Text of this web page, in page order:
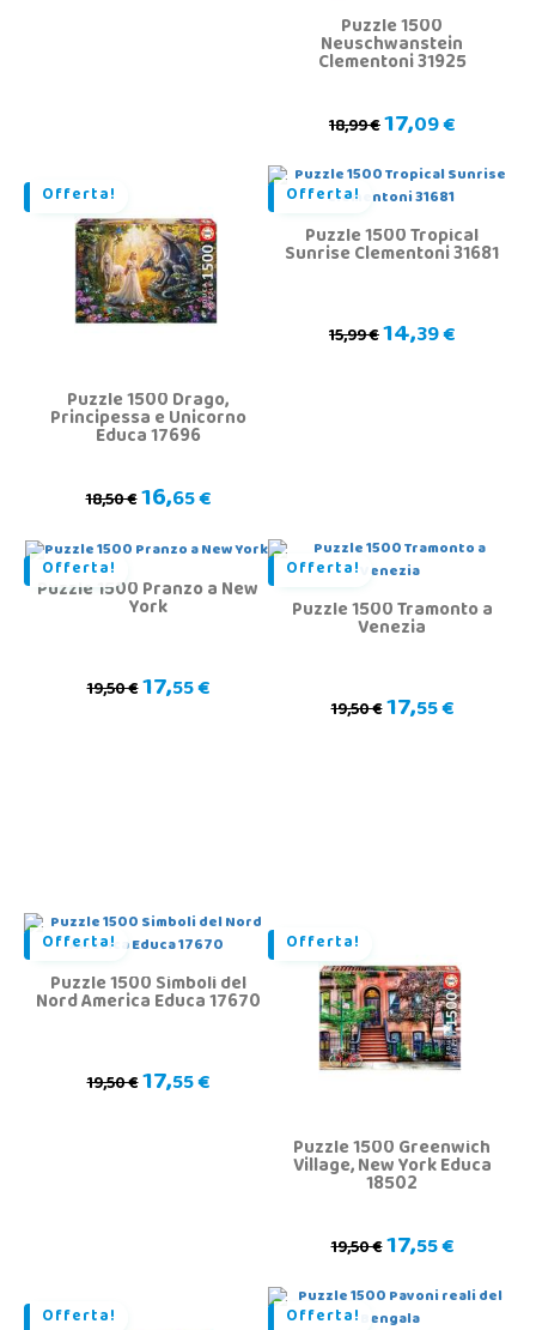
Puzzle 1500
Neuschwanstein
Clementoni 31925
18,99 €17,09 €
Offerta!
Puzzle 1500 Drago,
Principessa e Unicorno
Educa 17696
18,50 €16,65 €
Offerta!
Puzzle 1500 Tropical
Sunrise Clementoni 31681
15,99 €14,39 €
Offerta!
Puzzle 1500 Pranzo a New
York
19,50 €17,55 €
Offerta!
Puzzle 1500 Tramonto a
Venezia
19,50 €17,55 €
Offerta!
Puzzle 1500 Simboli del
Nord America Educa 17670
19,50 €17,55 €
Offerta!
Puzzle 1500 Greenwich
Village, New York Educa
18502
19,50 €17,55 €
Offerta! Offerta!